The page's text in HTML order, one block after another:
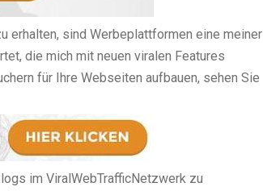
erhalten, sind Werbeplattformen eine meiner
die mich mit neuen viralen Features
für Ihre Webseiten aufbauen, sehen Sie
im ViralWebTrafficNetzwerk zu